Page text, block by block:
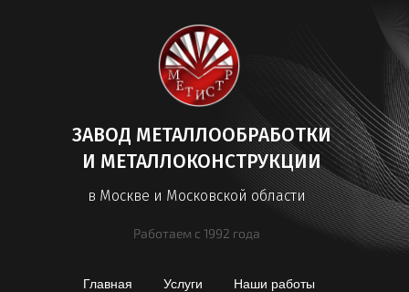
ЗАВОД МЕТАЛЛООБРАБОТКИ
И МЕТАЛЛОКОНСТРУКЦИИ
Главная Услуги Наши работы
Работаем с 1992 года
в Москве и Московской области